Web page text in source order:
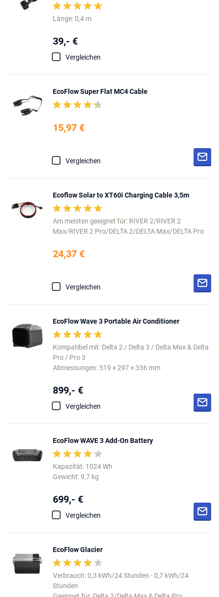
Länge: 0,4 m
39,- €
Vergleichen
EcoFlow Super Flat MC4 Cable
15,97 €
Vergleichen
Ecoflow Solar to XT60i Charging Cable 3,5m
Am meisten geeignet für: RIVER 2/RIVER 2
Max/RIVER 2 Pro/DELTA 2/DELTA Max/DELTA Pro
24,37 €
Vergleichen
EcoFlow Wave 3 Portable Air Conditioner
Kompatibel mit: Delta 2 / Delta 3 / Delta Max & Delta
Pro / Pro 3
Abmessungen: 519 × 297 × 336 mm
899,- €
Vergleichen
EcoFlow WAVE 3 Add-On Battery
Kapazität: 1024 Wh
Gewicht: 9,7 kg
699,- €
Vergleichen
EcoFlow Glacier
Verbrauch: 0,3 kWh/24 Stunden - 0,7 kWh/24
Stunden